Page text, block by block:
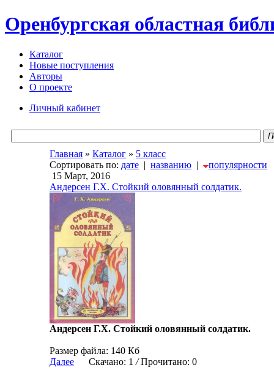
Оренбургская областная
Каталог
Новые поступления
Авторы
О проекте
Личный кабинет
Главная » Каталог » 5 класс
Сортировать по: дате | названию |
популярности
15 Март, 2016
Андерсен Г.Х. Стойкий оловянный солдатик.
Андерсен Г.Х. Стойкий оловянный солдатик.
Размер файла: 140 Кб
Далее
Скачано: 1 /Прочитано: 0